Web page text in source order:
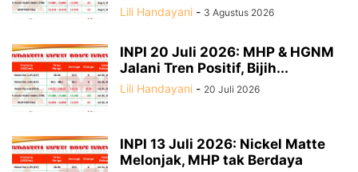
Lili Handayani - 3 Agustus 2026
INPI 20 Juli 2026: MHP & HGNM
Jalani Tren Positif, Bijih...
Lili Handayani - 20 Juli 2026
INPI 13 Juli 2026: Nickel Matte
Melonjak, MHP tak Berdaya